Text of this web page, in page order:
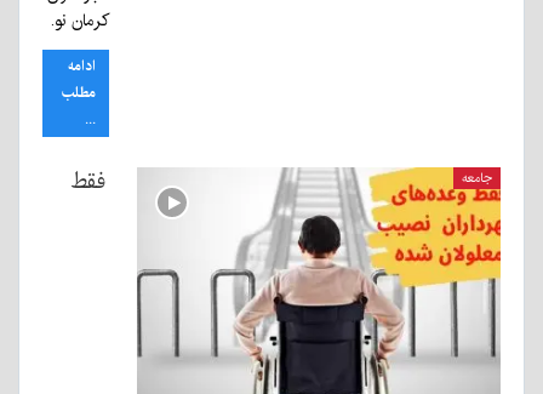
کرمان نو.
ادامه
مطلب
...
جامعه فقط